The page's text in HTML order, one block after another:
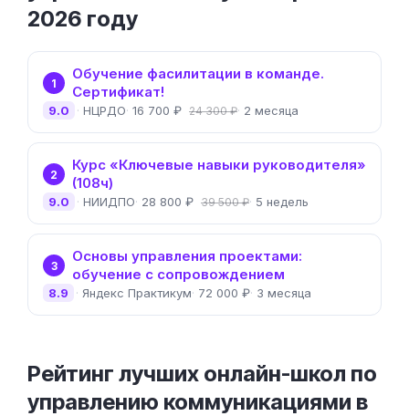
2026 году
1
Обучение фасилитации в команде.
Сертификат!
НЦРДО 16 700 ₽ 24 300 ₽ 2 месяца
9.0
2
Курс «Ключевые навыки руководителя»
(108ч)
НИИДПО 28 800 ₽ 39 500 ₽ 5 недель
9.0
3
Основы управления проектами:
обучение с сопровождением
Яндекс Практикум 72 000 ₽ 3 месяца
8.9
Рейтинг лучших онлайн-школ по
управлению коммуникациями в